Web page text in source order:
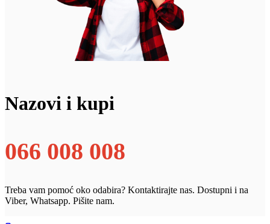
Nazovi i kupi
066 008 008
Treba vam pomoć oko odabira? Kontaktirajte nas. Dostupni i na
Viber, Whatsapp. Pišite nam.